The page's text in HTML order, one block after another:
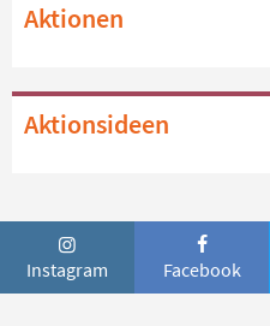
Aktionen
Aktionsideen
Instagram Facebook